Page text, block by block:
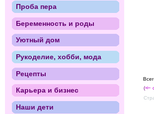
(<--
Проба пера
Беременность и роды
Уютный дом
Рукоделие, хобби, мода
Рецепты
Карьера и бизнес
Наши дети